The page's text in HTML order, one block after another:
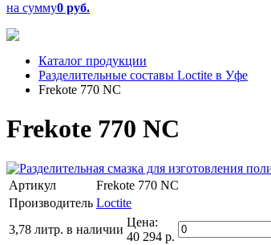
на сумму0 руб.
Каталог продукции
Разделительные составы Loctite в Уфе
Frekote 770 NC
Frekote 770 NC
Артикул
Frekote 770 NC
Производитель Loctite
3,78 литр. в наличии
Цена:
40 294 р.